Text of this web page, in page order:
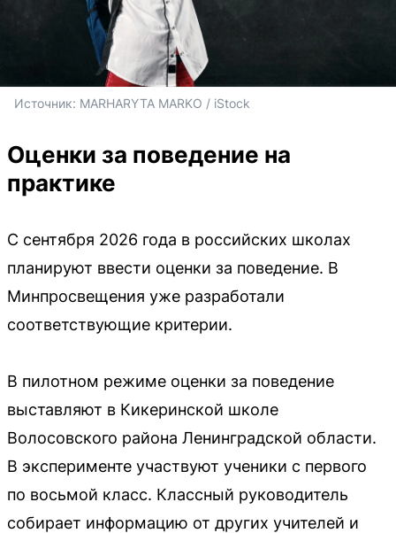
Источник: MARHARYTA MARKO / iStock
Оценки за поведение на
практике
С сентября 2026 года в российских школах
планируют ввести оценки за поведение. В
Минпросвещения уже разработали
соответствующие критерии.
В пилотном режиме оценки за поведение
выставляют в Кикеринской школе
Волосовского района Ленинградской области.
В эксперименте участвуют ученики с первого
по восьмой класс. Классный руководитель
собирает информацию от других учителей и